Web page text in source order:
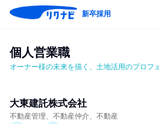
新卒採用
個人営業職
オーナー様の未来を描く、土地活用のプロフ
大東建託株式会社
不動産管理、不動産仲介、不動産